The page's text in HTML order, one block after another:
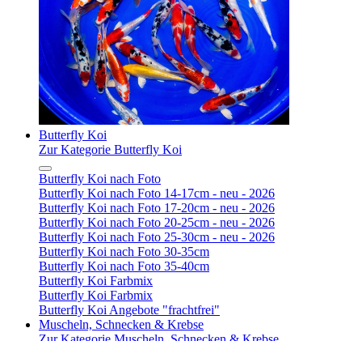
Butterfly Koi
Zur Kategorie Butterfly Koi
Butterfly Koi nach Foto
Butterfly Koi nach Foto 14-17cm - neu - 2026
Butterfly Koi nach Foto 17-20cm - neu - 2026
Butterfly Koi nach Foto 20-25cm - neu - 2026
Butterfly Koi nach Foto 25-30cm - neu - 2026
Butterfly Koi nach Foto 30-35cm
Butterfly Koi nach Foto 35-40cm
Butterfly Koi Farbmix
Butterfly Koi Farbmix
Butterfly Koi Angebote "frachtfrei"
Muscheln, Schnecken & Krebse